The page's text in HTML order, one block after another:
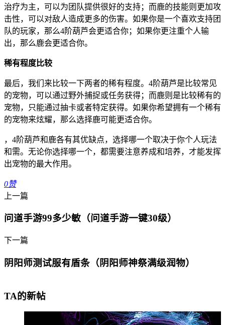
治疗为主，可以为团队提供很好的支持；而鹿的技能则更加攻
击性，可以对敌人造成更多的伤害。如果你是一个喜欢支持团
队的玩家，那么4阶葫芦会更适合你；如果你更注重个人输
出，那么鹿会更适合你。
稀有程度比较
最后，我们来比较一下两者的稀有程度。4阶葫芦是比较常见
的宠物，可以通过野外捕捉或任务获得；而鹿则是比较稀有的
宠物，只能通过抽卡或者特定获得。如果你希望拥有一个稀有
的宠物来炫耀，那么选择鹿可能更适合你。
，4阶葫芦和鹿各有其优缺点，选择哪一个取决于你个人玩法
和需。无论你选择哪一个，都需要注意养成和培养，才能发挥
出宠物的最大作用。
0赞
上一篇
问道手游99多少敏（问道手游一键30级）
下一篇
阴阳师测试服有盾条（阴阳师神祭满级润物）
TA的新帖